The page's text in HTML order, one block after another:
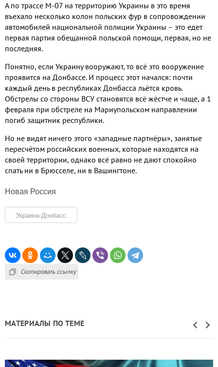
А по трассе М-07 на территорию Украины в это время
въехало несколько колон польских фур в сопровождении
автомобилей национальной полиции Украины – это едет
первая партия обещанной польской помощи, первая, но не
последняя.
Понятно, если Украину вооружают, то всё это вооружение
проявится на Донбассе. И процесс этот начался: почти
каждый день в республиках Донбасса льётся кровь.
Обстрелы со стороны ВСУ становятся всё жёстче и чаще, а 1
февраля при обстреле на Мариупольском направлении
погиб защитник республики.
Но не видят ничего этого «западные партнёры», занятые
пересчётом российских военных, которые находятся на
своей территории, однако всё равно не дают спокойно
спать ни в Брюсселе, ни в Вашингтоне.
Новая Россия
Украина-Донбасс
Скопировать ссылку
МАТЕРИАЛЫ ПО ТЕМЕ